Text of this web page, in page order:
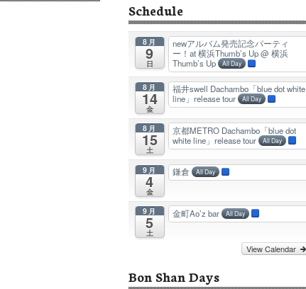
Schedule
8月
9
日
newアルバム発売記念パーティ
ー！at 横浜Thumb’s Up@ 横浜
Thumb’s Up All Day
8月
14
金
福井swell Dachambo「blue dot white
line」release tour All Day
8月
15
土
京都METRO Dachambo「blue dot
white line」release tour All Day
9月
4
金
鎌倉 All Day
9月
5
土
金町Ao’z bar All Day
View Calendar
Bon Shan Days